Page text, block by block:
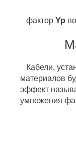
фактор Yp
Кабели,
материалов
эффект
умножения